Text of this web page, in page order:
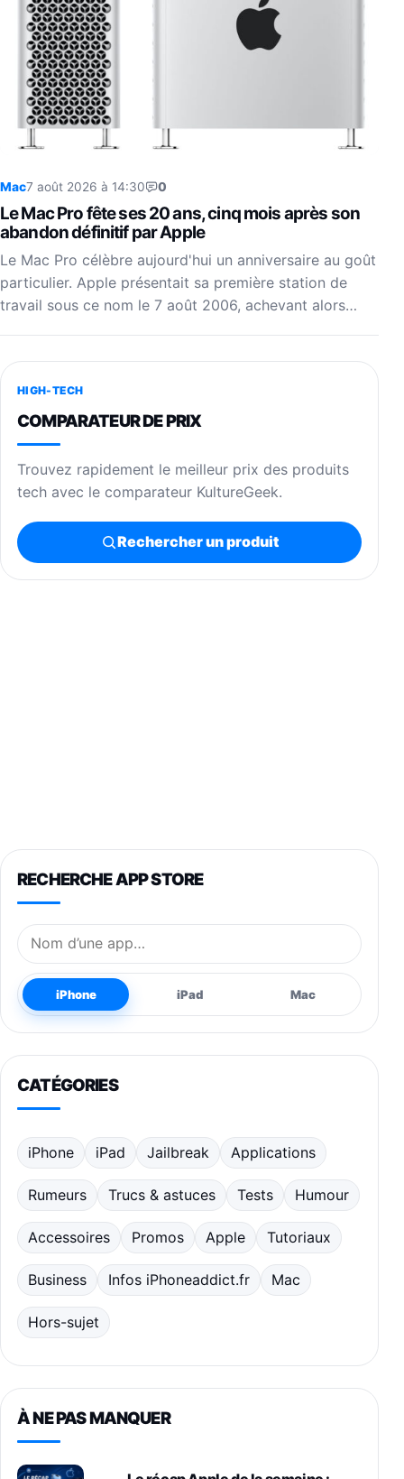
Mac7 août 2026 à 14:30 0
Le Mac Pro fête ses 20 ans, cinq mois après son
abandon définitif par Apple
Le Mac Pro célèbre aujourd'hui un anniversaire au goût
particulier. Apple présentait sa première station de
travail sous ce nom le 7 août 2006, achevant alors…
HIGH-TECH
COMPARATEUR DE PRIX
Trouvez rapidement le meilleur prix des produits
tech avec le comparateur KultureGeek.
Rechercher un produit
RECHERCHE APP STORE
Nom de l’application
iPhone iPad Mac
CATÉGORIES
iPhone iPad Jailbreak Applications
Rumeurs Trucs & astuces Tests Humour
Accessoires Promos Apple Tutoriaux
Business Infos iPhoneaddict.fr Mac
Hors-sujet
À NE PAS MANQUER